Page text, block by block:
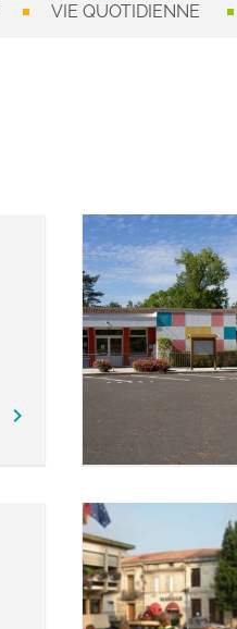
VIE QUOTIDIENNE
chevron_right